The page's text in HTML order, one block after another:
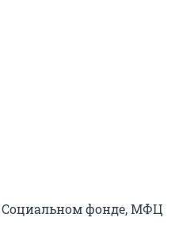
фонде, МФЦ